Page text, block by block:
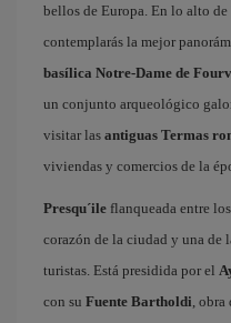
bellos de Europa. En lo alto de
contemplarás la mejor
basílica Notre-Dame de
un conjunto arqueológico
visitar las antiguas Termas
viviendas y comercios de la
Presqu´ile flanqueada entre
corazón de la ciudad y una de
turistas. Está presidida por el
con su Fuente Bartholdi, obra